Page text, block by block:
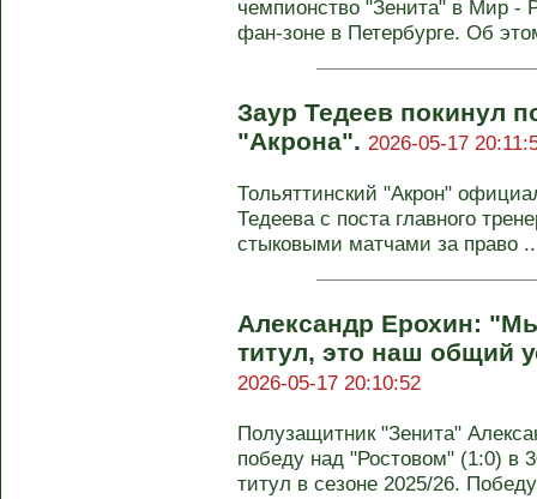
чемпионство "Зенита" в Мир -
фан-зоне в Петербурге. Об
Заур Тедеев покинул
"Акрона". 2026-05-17
Тольяттинский "Акрон"
Тедеева с поста главного
стыковыми матчами за право
Александр Ерохин:
титул, это наш общий
2026-05-17 20:10:52
Полузащитник "Зенита"
победу над "Ростовом" (1:0) в
титул в сезоне 2025/26.